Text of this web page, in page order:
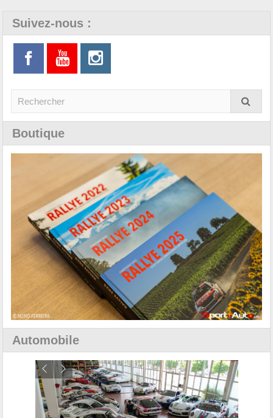
Suivez-nous :
Boutique
Automobile